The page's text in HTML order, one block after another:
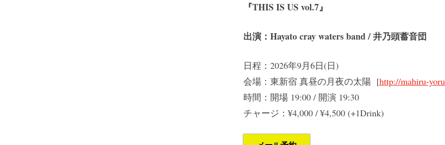
『THIS IS US vol.7』
出演：Hayato cray waters band / 井乃頭蓄音団
日程：2026年9月6日(日)
会場：東新宿 真昼の月夜の太陽 [http://mahiru-
時間：開場 19:00 / 開演 19:30
チャージ：¥4,000 / ¥4,500 (+1Drink)